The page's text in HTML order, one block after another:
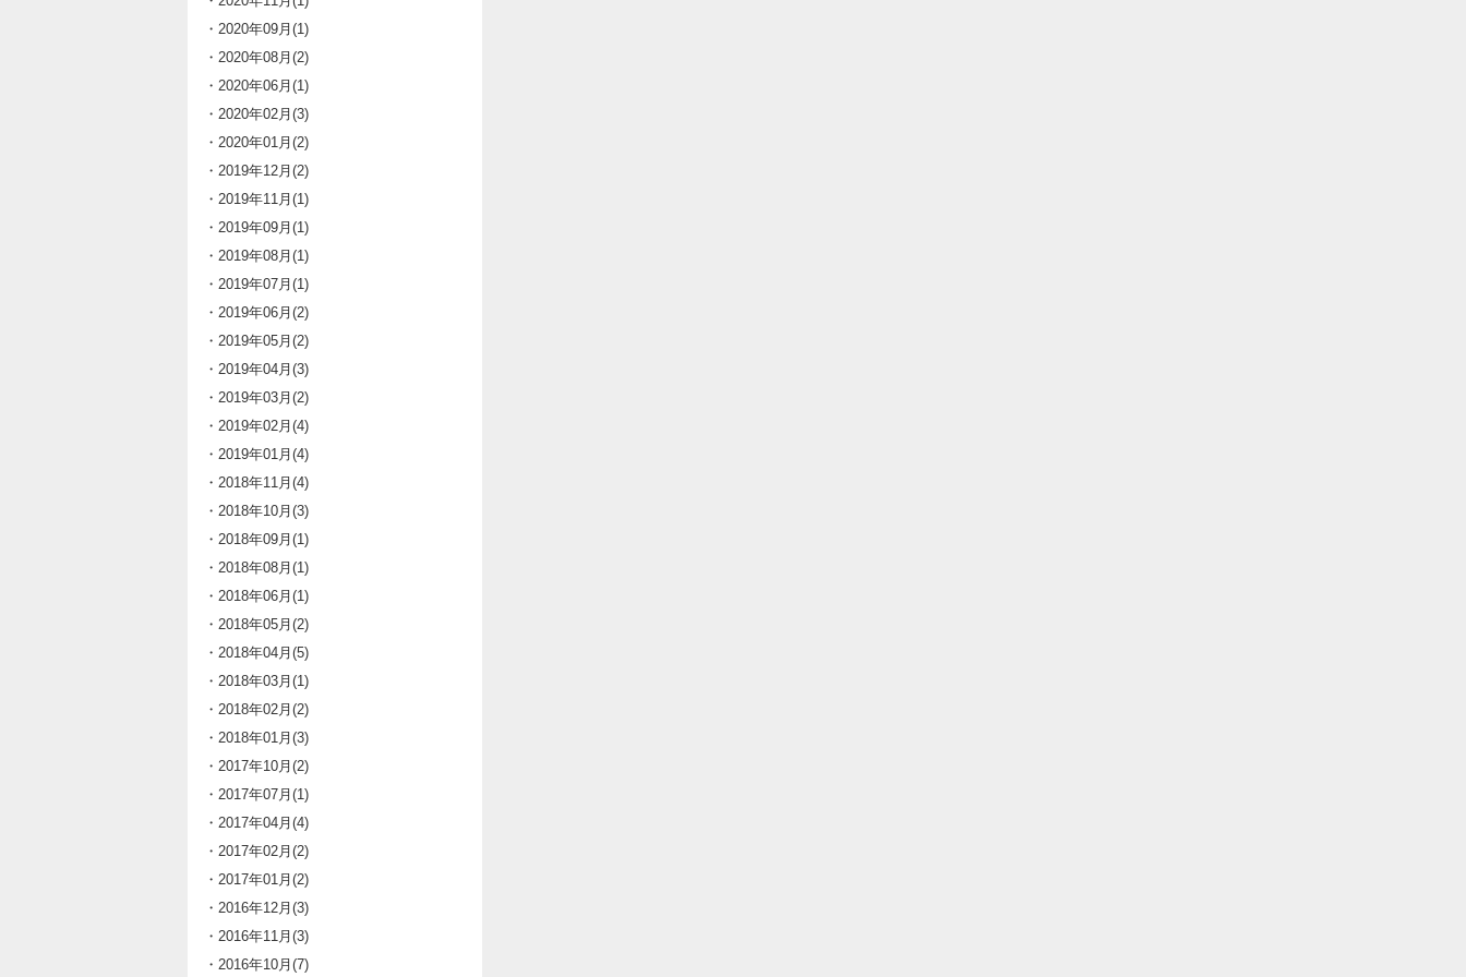
・2020年09月(1)
・2020年08月(2)
・2020年06月(1)
・2020年02月(3)
・2020年01月(2)
・2019年12月(2)
・2019年11月(1)
・2019年09月(1)
・2019年08月(1)
・2019年07月(1)
・2019年06月(2)
・2019年05月(2)
・2019年04月(3)
・2019年03月(2)
・2019年02月(4)
・2019年01月(4)
・2018年11月(4)
・2018年10月(3)
・2018年09月(1)
・2018年08月(1)
・2018年06月(1)
・2018年05月(2)
・2018年04月(5)
・2018年03月(1)
・2018年02月(2)
・2018年01月(3)
・2017年10月(2)
・2017年07月(1)
・2017年04月(4)
・2017年02月(2)
・2017年01月(2)
・2016年12月(3)
・2016年11月(3)
・2016年10月(7)